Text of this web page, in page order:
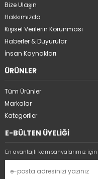
Bize Ulaşın
Hakkımızda
Kişisel Verilerin Korunması
Haberler & Duyurular
İnsan Kaynakları
ÜRÜNLER
Tüm Ürünler
Markalar
Kategoriler
E-BÜLTEN ÜYELİĞİ
En avantajlı kampanyalarımız